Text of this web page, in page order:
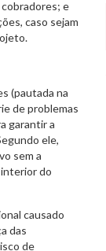
e
caso sejam
(pautada na
de problemas
garantir a
ele,
sem a
do
causado
das
de